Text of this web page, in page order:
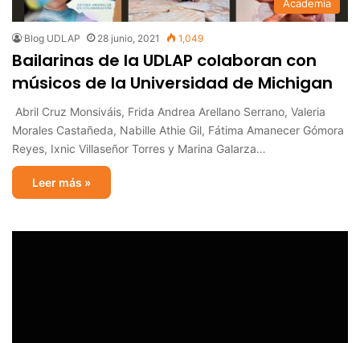
Academia
Blog UDLAP 28 junio, 2021 1,049
Bailarinas de la UDLAP colaboran con
músicos de la Universidad de Michigan
Abril Cruz Monsiváis, Frida Andrea Arellano Serrano, Valeria
Morales Castañeda, Nabille Athie Gil, Fátima Amanecer Gómora
Reyes, Ixnic Villaseñor Torres y Marina Galarza…
Leer más »